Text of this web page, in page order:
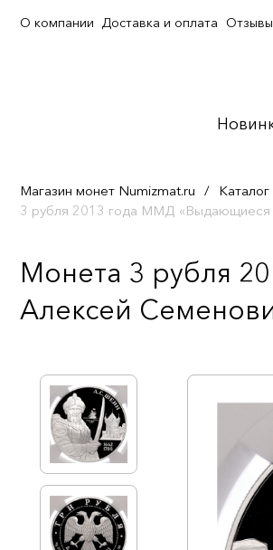
О компании Доставка и оплата Отзывы
Магазин монет Numizmat.ru / Каталог
3 рубля 2013 года ММД «Выдающиеся
Монета 3 рубля
Алексей